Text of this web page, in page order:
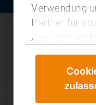
Verwendung
Partner für
Analysen
Daten
haben oder